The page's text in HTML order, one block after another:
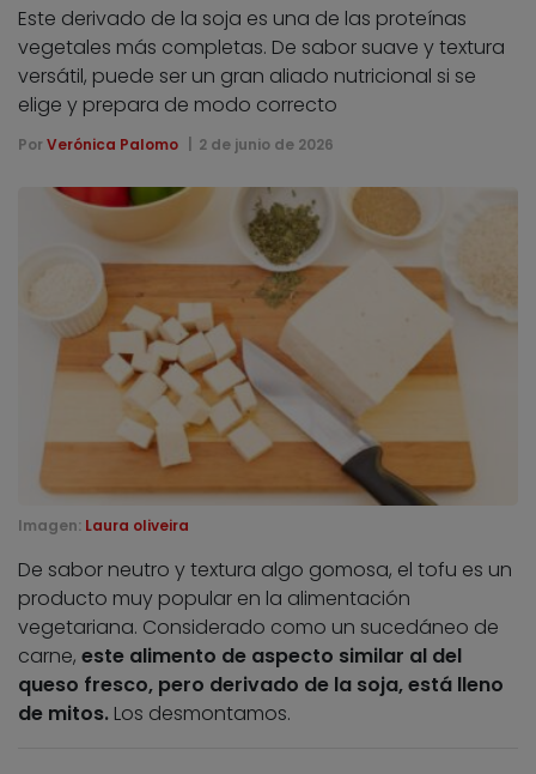
Este derivado de la soja es una de las proteínas
vegetales más completas. De sabor suave y textura
versátil, puede ser un gran aliado nutricional si se
elige y prepara de modo correcto
Por Verónica Palomo 2 de junio de 2026
Imagen: Laura oliveira
De sabor neutro y textura algo gomosa, el tofu es un
producto muy popular en la alimentación
vegetariana. Considerado como un sucedáneo de
carne, este alimento de aspecto similar al del
queso fresco, pero derivado de la soja, está lleno
de mitos. Los desmontamos.